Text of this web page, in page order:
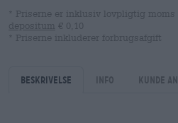
* Priserne er inklusiv lovpligtig moms
depositum € 0,10
* Priserne inkluderer forbrugsafgift
Beskrivelse Info kunde